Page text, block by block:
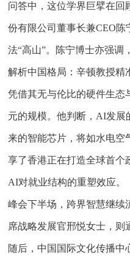
问答中，这位学界巨擘在回
份有限公司董事长兼CEO
法“高山”。陈宁博士亦强调
解析中国格局：辛顿教授精
凭借其无与伦比的硬件生态
元的规模。他判断，AI发展
来的智能芯片，将如水电空
享了香港正在打造全球首个
AI对就业结构的重塑效应。
峰会下半场，跨界智慧继续
席战略发展官邢悦女士，则
随后，中国国际文化传播